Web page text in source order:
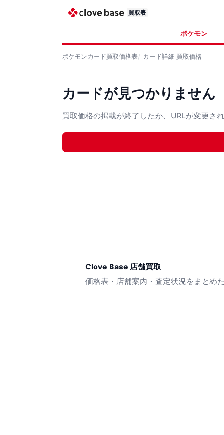
買取表
ポケモン
ポケモンカード買取価格表 カード詳細 買取価格
カードが見つかりません
買取価格の掲載が終了したか、URLが変更さ
Clove Base 店舗買取
価格表・店舗案内・査定状況をまとめ